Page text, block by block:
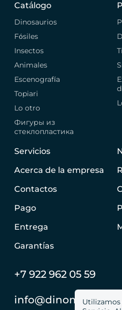
Utilizamos
Catálogo
Dinosaurios
Fósiles
Insectos
Animales
Escenografía
Topiari
Lo otro
Фигуры из
стеклопластика
Servicios
Acerca de la empresa
Contactos
Pago
Entrega
Garantías
+7 922 962 05 59